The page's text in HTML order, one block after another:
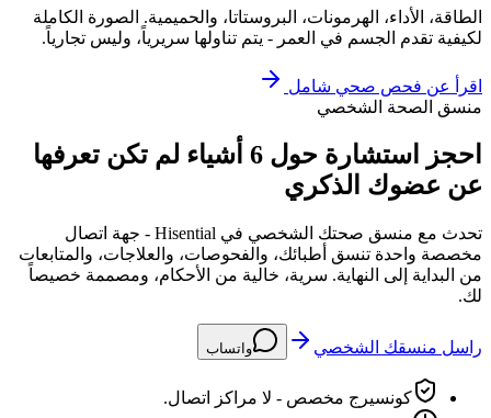
الطاقة، الأداء، الهرمونات، البروستاتا، والحميمية. الصورة الكاملة
لكيفية تقدم الجسم في العمر - يتم تناولها سريرياً، وليس تجارياً.
اقرأ عن فحص صحي شامل
منسق الصحة الشخصي
احجز استشارة حول 6 أشياء لم تكن تعرفها
عن عضوك الذكري
تحدث مع منسق صحتك الشخصي في Hisential - جهة اتصال
مخصصة واحدة تنسق أطبائك، والفحوصات، والعلاجات، والمتابعات
من البداية إلى النهاية. سرية، خالية من الأحكام، ومصممة خصيصاً
لك.
راسل منسقك الشخصي واتساب
كونسيرج مخصص - لا مراكز اتصال.